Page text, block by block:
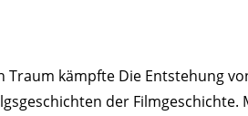
kämpfte Die Entstehung
der Filmgeschichte.